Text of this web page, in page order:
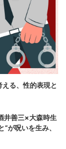
る、性的表現と
井善三×大森時生
が呪いを生み、